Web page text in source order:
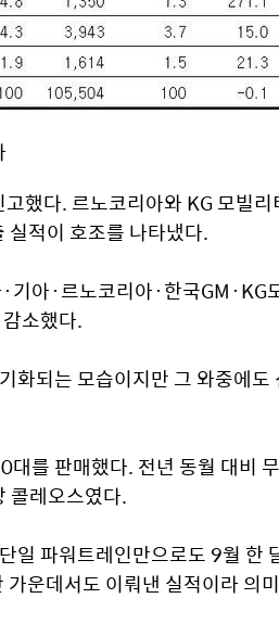
했다. 르노코리아와 KG 모빌리
실적이 호조를 나타냈다.
아·르노코리아·한국GM·KG
소했다.
화되는 모습이지만 그 와중에
를 판매했다. 전년 동월 대비
콜레오스였다.
일 파워트레인만으로도 9월 한
운데서도 이뤄낸 실적이라 의